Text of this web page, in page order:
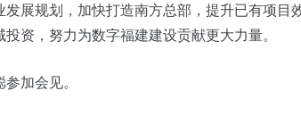
展规划，加快打造南方总部，提升已有项目
资，努力为数字福建建设贡献更大力量。
加会见。